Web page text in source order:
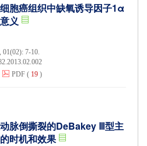
胞癌组织中缺氧诱导因子1α
义
7-10.
PDF ( 19 )
脉倒撕裂的DeBakey Ⅲ型主
时机和效果